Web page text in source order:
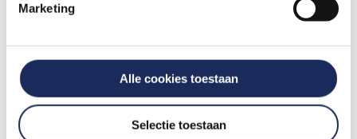
Marketing
Alle cookies toestaan
Selectie toestaan
Totaal opties:
€ 0,-
Totaal:
€ 0,-